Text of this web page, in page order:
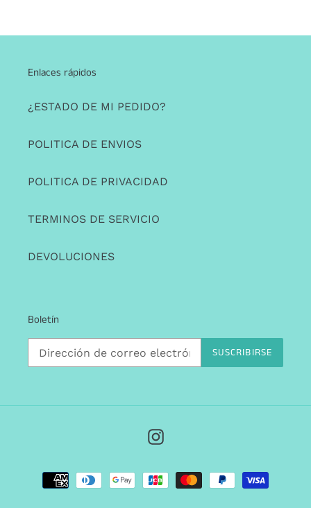
Enlaces rápidos
¿ESTADO DE MI PEDIDO?
POLITICA DE ENVIOS
POLITICA DE PRIVACIDAD
TERMINOS DE SERVICIO
DEVOLUCIONES
Boletín
SUSCRIBIRSE
Instagram
Métodos
de